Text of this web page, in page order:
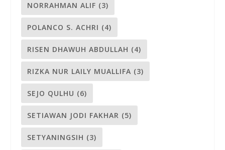
NORRAHMAN ALIF (3)
POLANCO S. ACHRI (4)
RISEN DHAWUH ABDULLAH (4)
RIZKA NUR LAILY MUALLIFA (3)
SEJO QULHU (6)
SETIAWAN JODI FAKHAR (5)
SETYANINGSIH (3)